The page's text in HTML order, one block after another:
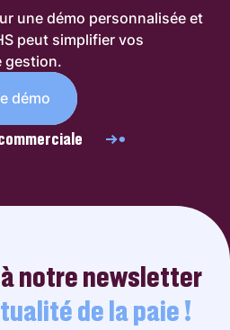
une démo personnalisée et
peut simplifier vos
gestion.
démo
notre newsletter
de la paie !